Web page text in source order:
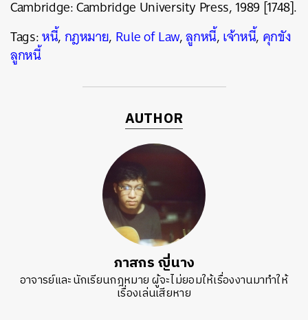
Cambridge: Cambridge University Press, 1989 [1748].
Tags:หนี้,กฎหมาย, Rule of Law,ลูกหนี้,เจ้าหนี้, คุกขัง
ลูกหนี้
AUTHOR
ภาสกร ญี่นาง
อาจารย์และนักเรียนกฎหมาย ผู้จะไม่ยอมให้เรื่องงานมาทำให้
เรื่องเล่นเสียหาย